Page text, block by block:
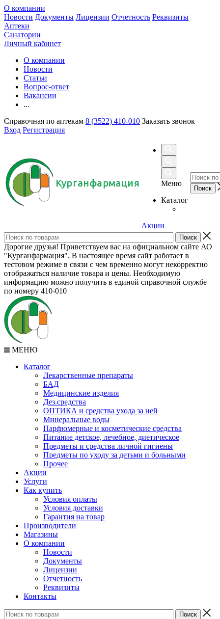
О компании
Новости Документы Лицензии Отчетность Реквизиты
Аптеки
Санатории
Личный кабинет
О компании
Новости
Статьи
Вопрос-ответ
Вакансии
...
Справочная по аптекам 8 (3522) 410-010 Заказать звонок
Вход Регистрация
Курганфармация
Меню
Каталог
Акции
Дорогие друзья! Приветствуем вас на официальном сайте АО
"Курганфармация". В настоящее время сайт работает в
тестовом режиме в связи с чем временно могут некорректно
отображаться наличие товара и цены. Необходимую
информацию можно получить в единой справочной службе
по номеру 410-010
МЕНЮ
Каталог
Лекарственные препараты
БАД
Медицинские изделия
Дез.средства
ОПТИКА и средства ухода за ней
Минеральные воды
Парфюмерные и косметические средства
Питание детское, лечебное, диетическое
Предметы и средства личной гигиены
Предметы по уходу за детьми и больными
Прочее
Акции
Услуги
Как купить
Условия оплаты
Условия доставки
Гарантия на товар
Производители
Магазины
О компании
Новости
Документы
Лицензии
Отчетность
Реквизиты
Контакты